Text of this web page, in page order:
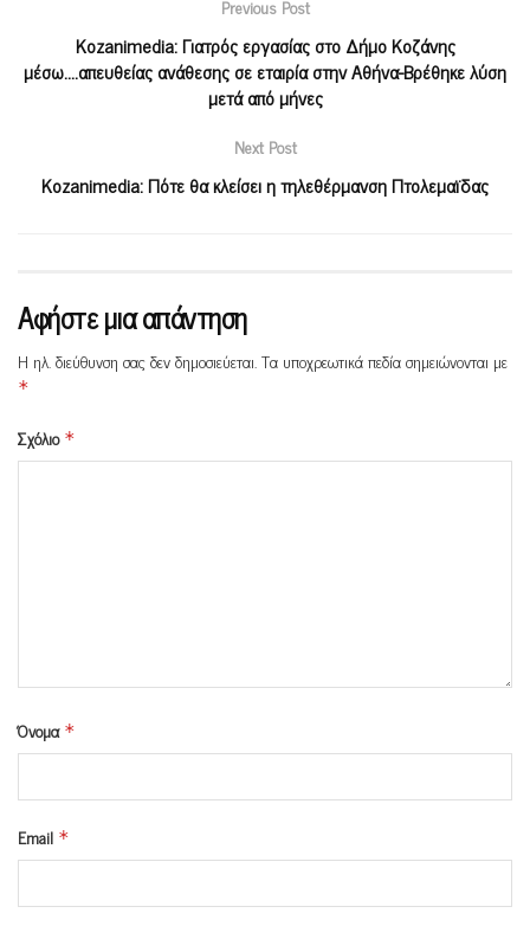
Previous Post
Κοzanimedia: Γιατρός εργασίας στο Δήμο Κοζάνης
μέσω….απευθείας ανάθεσης σε εταιρία στην Αθήνα-Βρέθηκε λύση
μετά από μήνες
Next Post
Kozanimedia: Πότε θα κλείσει η τηλεθέρμανση Πτολεμαϊδας
Αφήστε μια απάντηση
Η ηλ. διεύθυνση σας δεν δημοσιεύεται.Τα υποχρεωτικά πεδία σημειώνονται με
*
Σχόλιο *
Όνομα *
Email *